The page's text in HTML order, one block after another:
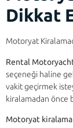
Dikkat
Motoryat
Rental
seçeneği haline
vakit geçirmek
kiralamadan önce
Motoryat